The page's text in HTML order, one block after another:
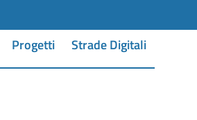
Progetti Strade Digitali